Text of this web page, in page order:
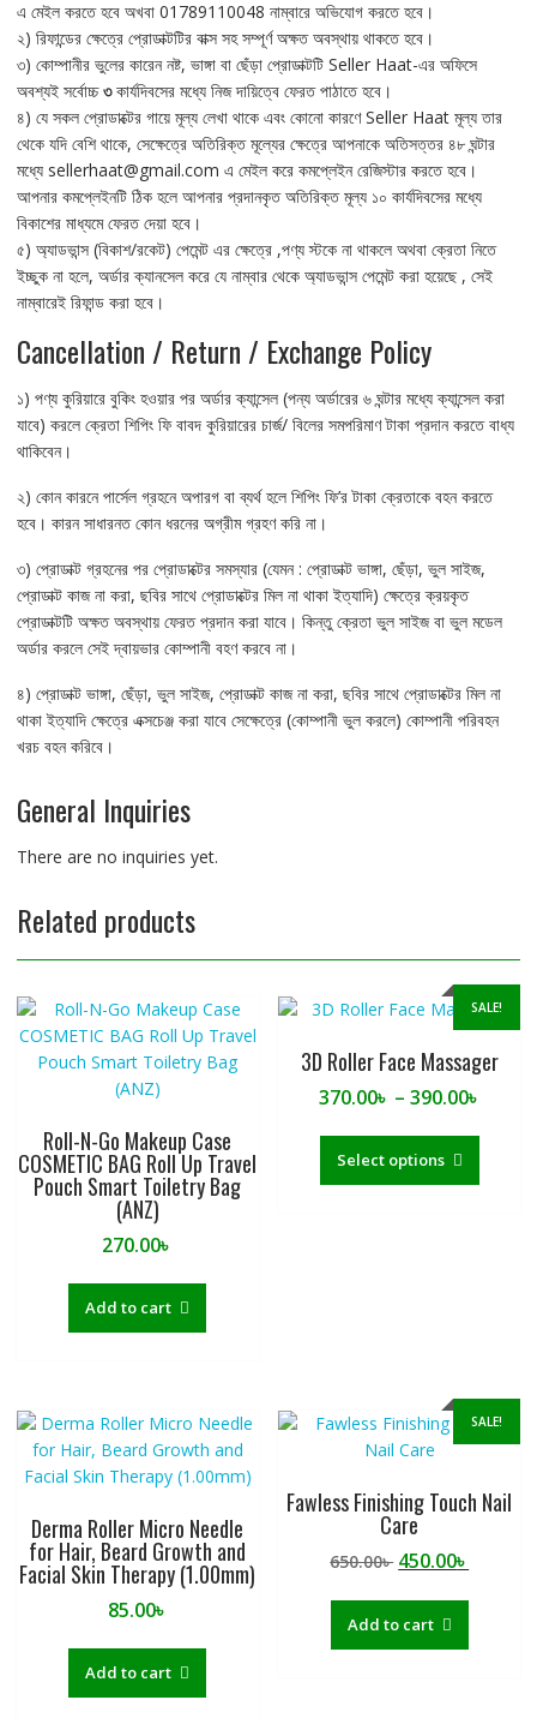
এ মেইল করতে হবে অখবা 01789110048 নাম্বারে অভিযোগ করতে হবে।
২) রিফান্ডের ক্ষেত্রে প্রোডাক্টটির বাক্স সহ সম্পূর্ণ অক্ষত অবস্থায় থাকতে হবে।
৩) কোম্পানীর ভুলের কারেন নষ্ট, ভাঙ্গা বা ছেঁড়া প্রোডাক্টটি Seller Haat-এর অফিসে
অবশ্যই সর্বোচ্চ৩কার্যদিবসের মধ্যে নিজ দায়িত্বে ফেরত পাঠাতে হবে।
৪) যে সকল প্রোডাক্টের গায়ে মূল্য লেখা থাকে এবং কোনো কারণে Seller Haat মূল্য তার
থেকে যদি বেশি থাকে, সেক্ষেত্রে অতিরিক্ত মূল্যের ক্ষেত্রে আপনাকে অতিসত্তর ৪৮ ঘন্টার
মধ্যে sellerhaat@gmail.com এ মেইল করে কমপ্লেইন রেজিস্টার করতে হবে।
আপনার কমপ্লেইনটি ঠিক হলে আপনার প্রদানকৃত অতিরিক্ত মূল্য ১০ কার্যদিবসের মধ্যে
বিকাশের মাধ্যমে ফেরত দেয়া হবে।
৫) অ্যাডভান্স (বিকাশ/রকেট) পেমেন্ট এর ক্ষেত্রে ,পণ্য স্টকে না থাকলে অথবা ক্রেতা নিতে
ইচ্ছুক না হলে, অর্ডার ক্যানসেল করে যে নাম্বার থেকে অ্যাডভান্স পেমেন্ট করা হয়েছে , সেই
নাম্বারেই রিফান্ড করা হবে।
Cancellation / Return / Exchange Policy
১) পণ্য কুরিয়ারে বুকিং হওয়ার পর অর্ডার ক্যান্সেল (পন্য অর্ডারের ৬ ঘন্টার মধ্যে ক্যান্সেল করা
যাবে) করলে ক্রেতা শিপিং ফি বাবদ কুরিয়ারের চার্জ/ বিলের সমপরিমাণ টাকা প্রদান করতে বাধ্য
থাকিবেন।
২) কোন কারনে পার্সেল গ্রহনে অপারগ বা ব্যর্থ হলে শিপিং ফি’র টাকা ক্রেতাকে বহন করতে
হবে। কারন সাধারনত কোন ধরনের অগ্রীম গ্রহণ করি না।
৩) প্রোডাক্ট গ্রহনের পর প্রোডাক্টের সমস্যার (যেমন : প্রোডাক্ট ভাঙ্গা, ছেঁড়া, ভুল সাইজ,
প্রোডাক্ট কাজ না করা, ছবির সাথে প্রোডাক্টের মিল না থাকা ইত্যাদি) ক্ষেত্রে ক্রয়কৃত
প্রোডাক্টটি অক্ষত অবস্থায় ফেরত প্রদান করা যাবে। কিন্তু ক্রেতা ভুল সাইজ বা ভুল মডেল
অর্ডার করলে সেই দ্বায়ভার কোম্পানী বহণ করবে না।
৪) প্রোডাক্ট ভাঙ্গা, ছেঁড়া, ভুল সাইজ, প্রোডাক্ট কাজ না করা, ছবির সাথে প্রোডাক্টের মিল না
থাকা ইত্যাদি ক্ষেত্রে এক্সচেঞ্জ করা যাবে সেক্ষেত্রে (কোম্পানী ভুল করলে) কোম্পানী পরিবহন
খরচ বহন করিবে।
General Inquiries
There are no inquiries yet.
Related products
Roll-N-Go Makeup Case
COSMETIC BAG Roll Up Travel
Pouch Smart Toiletry Bag
(ANZ)
270.00৳
Add to cart
SALE!
3D Roller Face Massager
370.00৳ – 390.00৳
Select options
This
has
on
the
product
Derma Roller Micro Needle
for Hair, Beard Growth and
Facial Skin Therapy (1.00mm)
85.00৳
Add to cart
SALE!
Fawless Finishing Touch Nail
Care
650.00৳ Original
650.00৳ .
450.00৳
Add to cart